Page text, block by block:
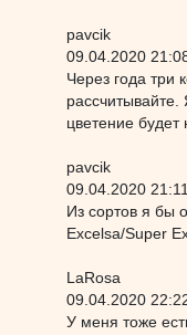
pavcik
09.04.2020
Через года три
рассчитывайте.
цветение будет
pavcik
09.04.2020
Из сортов я бы
Excelsa/Super
LaRosa
09.04.2020
У меня тоже